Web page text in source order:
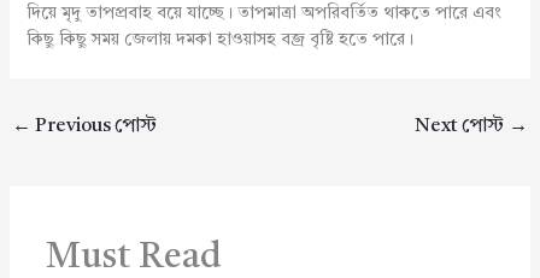
দিয়ে মৃদু তাপপ্রবাহ বয়ে যাচ্ছে। তাপমাত্রা অপরিবর্তিত থাকতে পারে এবং
কিছু কিছু সময় জেলায় দমকা হাওয়াসহ বজ্র বৃষ্টি হতে পারে।
← Previous পোস্ট Next পোস্ট →
Must Read